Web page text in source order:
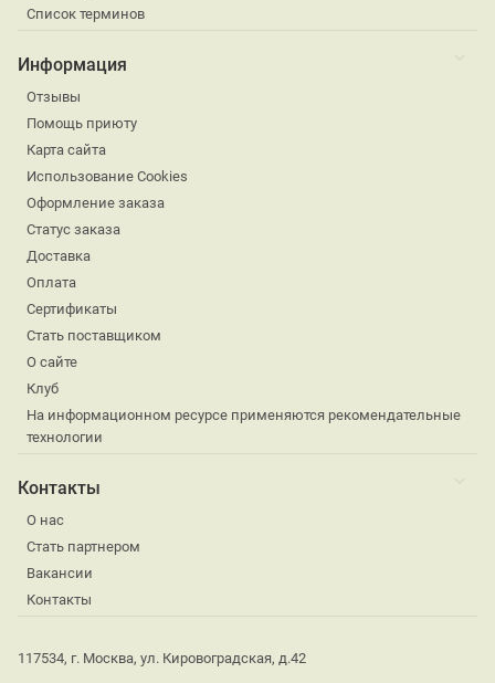
Список терминов
Информация
Отзывы
Помощь приюту
Карта сайта
Использование Cookies
Оформление заказа
Статус заказа
Доставка
Оплата
Сертификаты
Стать поставщиком
О сайте
Клуб
На информационном ресурсе применяются рекомендательные
технологии
Контакты
О нас
Стать партнером
Вакансии
Контакты
117534, г. Москва, ул. Кировоградская, д.42